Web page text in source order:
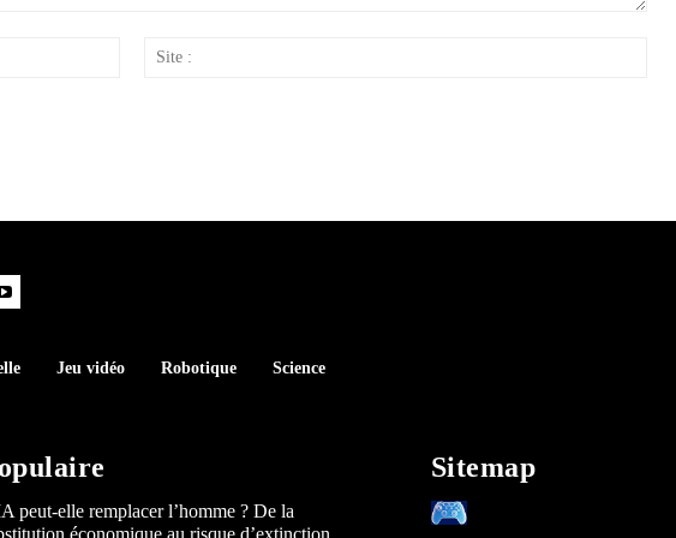
Email
Jeu vidéo Robotique Science
peut-elle remplacer l’homme ? De la
économique au risque d’extinction
Sitemap